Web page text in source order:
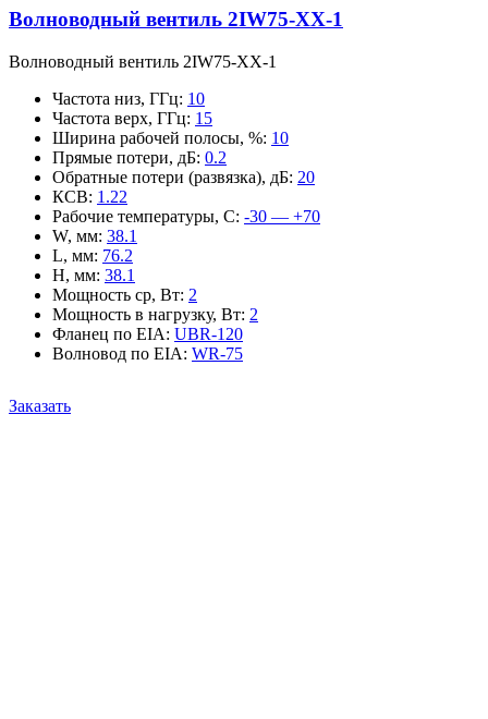
Волноводный вентиль 2IW75-XX-1
Волноводный вентиль 2IW75-XX-1
Частота низ, ГГц: 10
Частота верх, ГГц: 15
Ширина рабочей полосы, %: 10
Прямые потери, дБ: 0.2
Обратные потери (развязка), дБ: 20
КСВ: 1.22
Рабочие температуры, С: -30 — +70
W, мм: 38.1
L, мм: 76.2
H, мм: 38.1
Мощность ср, Вт: 2
Мощность в нагрузку, Вт: 2
Фланец по EIA: UBR-120
Волновод по EIA: WR-75
Заказать